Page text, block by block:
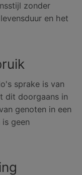
zonder
en het
sprake is van
dit doorgaans in
genoten in een
geen